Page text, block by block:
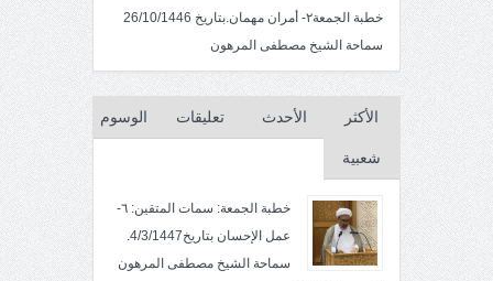
خطبة الجمعة٢- أمران مهمان.بتاريخ 26/10/1446
سماحة الشيخ مصطفى المرهون
الأكثر
شعبية
الأحدث تعليقات الوسوم
خطبة الجمعة: سمات المتقين: ٦-
عمل الإحسان بتاريخ4/3/1447.
سماحة الشيخ مصطفى المرهون